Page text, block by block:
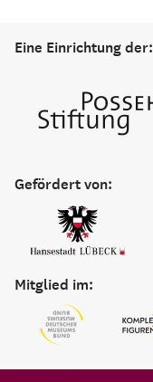
Eine Einrichtung der:
Gefördert von:
Mitglied im: